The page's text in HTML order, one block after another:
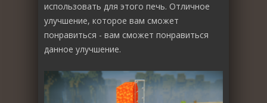
использовать для этого печь. Отличное
улучшение, которое вам сможет
понравиться - вам сможет понравиться
данное улучшение.